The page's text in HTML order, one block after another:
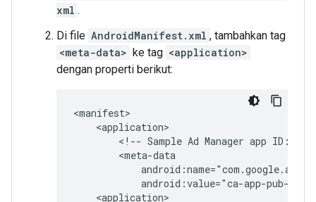
xml .
Di file AndroidManifest.xml , tambahkan tag
<meta-data> ke tag <application>
dengan properti berikut:
<!-- Sample Ad Manager app ID:
<application>